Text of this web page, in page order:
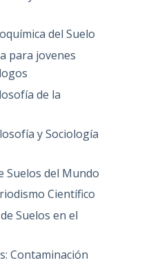
del Suelo
para jovenes
de la
y Sociología
Suelos del Mundo
Científico
Suelos en el
Contaminación